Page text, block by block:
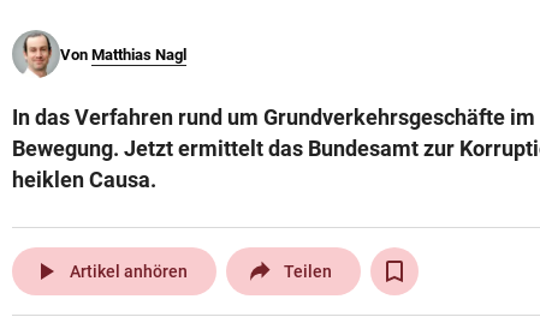
© Krone Multimedia GmbH & Co KG 2026
Von Matthias Nagl
In das Verfahren rund um Grundverkehrsgeschäfte
Bewegung. Jetzt ermittelt das Bundesamt zur
heiklen Causa.
play_arrow Artikel anhören Teilen